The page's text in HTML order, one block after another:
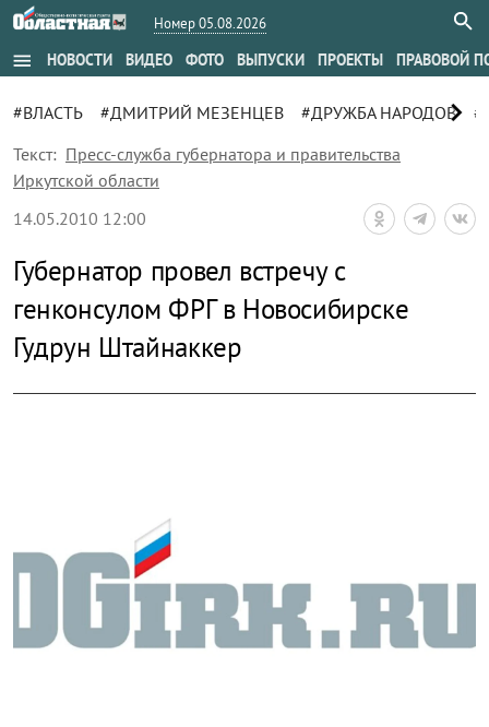
Номер 05.08.2026
menu НОВОСТИ ВИДЕО ФОТО ВЫПУСКИ ПРОЕКТЫ ПРАВОВОЙ
#ВЛАСТЬ #ДМИТРИЙ МЕЗЕНЦЕВ #ДРУЖБА НАРОДОВ
chevron_right
Текст: Пресс-служба губернатора и правительства
Иркутской области
14.05.2010 12:00
Губернатор провел встречу с
генконсулом ФРГ в Новосибирске
Гудрун Штайнаккер